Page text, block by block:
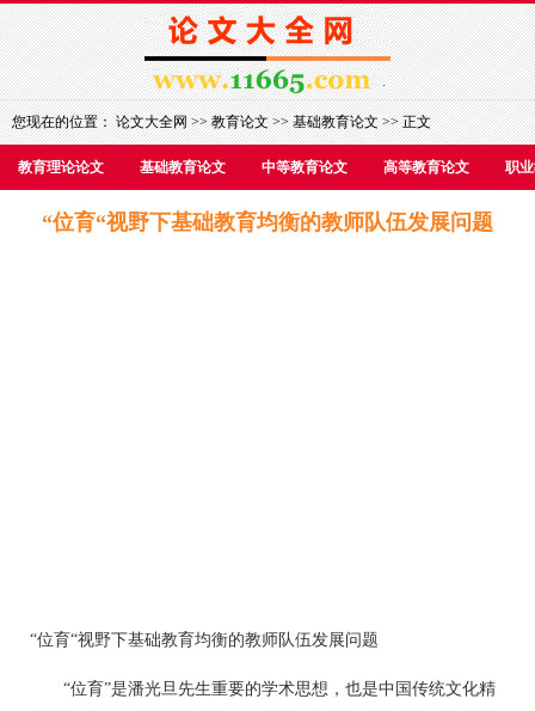
您现在的位置：论文大全网>>教育论文>>基础教育论文>> 正文
教育理论论文 基础教育论文 中等教育论文 高等教育论文 职
“位育“视野下基础教育均衡的教师队伍发展问题
“位育“视野下基础教育均衡的教师队伍发展问题
“位育”是潘光旦先生重要的学术思想，也是中国传统文化精